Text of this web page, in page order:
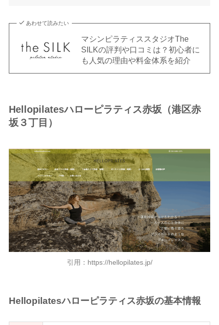
あわせて読みたい
マシンピラティススタジオThe
SILKの評判や口コミは？初心者に
も人気の理由や料金体系を紹介
Hellopilatesハローピラティス赤坂（港区赤
坂３丁目）
引用：https://hellopilates.jp/
Hellopilatesハローピラティス赤坂の基本情報